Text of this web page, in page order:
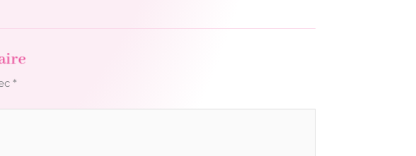
*